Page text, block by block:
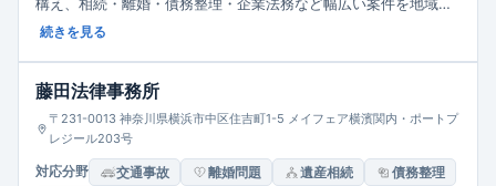
着で対応。複数拠点で利便性を高め、市民・法人ともに相談しや
続きを見る
藤田法律事務所
〒231-0013 神奈川県横浜市中区住吉町1-5 メイフェア横濱関内・ポートプ
レジール203号
対応分野 交通事故 離婚問題 遺産相続
債務整理